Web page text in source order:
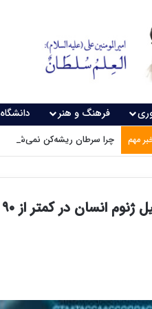
فرهنگ و هنر دانشگاه
مهم چرا سرطان ریشه‌کن نمی‌شود؟
انسان در کمتر از ۹۰ دقیقه